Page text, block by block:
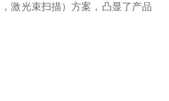
激光束扫描）方案，凸显了产品